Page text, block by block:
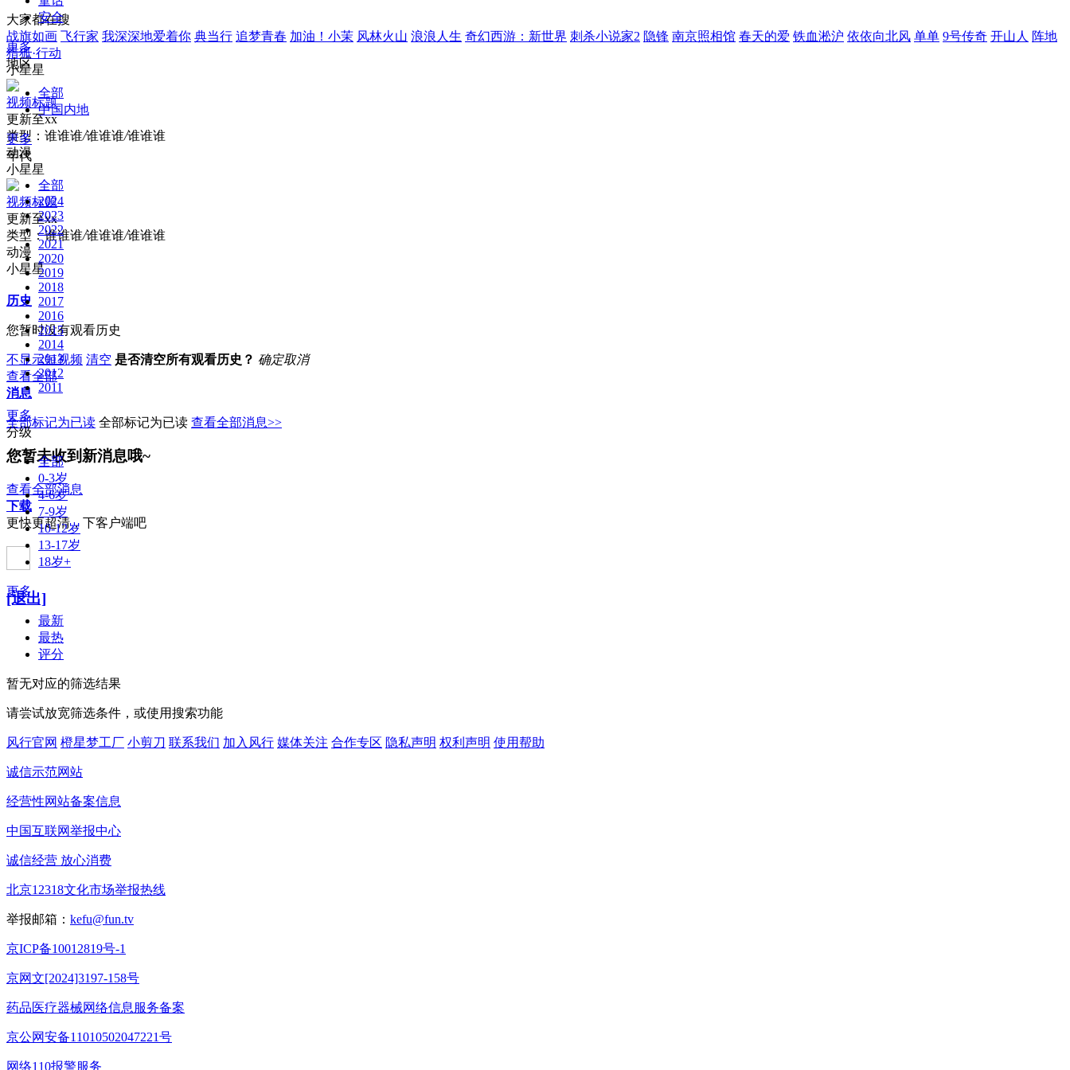
大家都在搜
战旗如画 飞行家 我深深地爱着你 典当行 追梦青春 加油！小茉 风林火山 浪浪人生 奇幻西游：新世界 刺杀小说家2 隐锋 南京照相馆 春天的爱 铁血淞沪 依依向北风 单单 9号传奇 开山人 阵地
猎狐·行动
小星星
视频标题
更新至xx
类型： 谁谁谁/谁谁谁/谁谁谁
动漫
小星星
视频标题
更新至xx
类型：谁谁谁/谁谁谁/谁谁谁
动漫
小星星
历史
您暂时没有观看历史
不显示短视频 清空 是否清空所有观看历史？ 确定取消
查看全部
消息
全部标记为已读 全部标记为已读 查看全部消息>>
您暂未收到新消息哦~
查看全部消息
下载
更快更超清，下客户端吧
[退出]
安全
更多
地区
全部
中国内地
更多
年代
全部
2024
2023
2022
2021
2020
2019
2018
2017
2016
2015
2014
2013
2012
2011
更多
分级
全部
0-3岁
4-6岁
7-9岁
10-12岁
13-17岁
18岁+
更多
最新
最热
评分
暂无对应的筛选结果
请尝试放宽筛选条件，或使用搜索功能
风行官网 橙星梦工厂 小剪刀 联系我们 加入风行 媒体关注 合作专区 隐私声明 权利声明 使用帮助
诚信示范网站
经营性网站备案信息
中国互联网举报中心
诚信经营 放心消费
北京12318文化市场举报热线
举报邮箱： kefu@fun.tv
京ICP备10012819号-1
京网文[2024]3197-158号
药品医疗器械网络信息服务备案
京公网安备11010502047221号
网络110报警服务